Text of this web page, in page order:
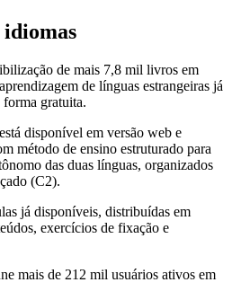
de mais 7,8 mil livros em
de línguas estrangeiras já
gratuita.
disponível em versão web e
método de ensino estruturado para
das duas línguas, organizados
(C2).
já disponíveis, distribuídas em
exercícios de fixação e
mais de 212 mil usuários ativos em